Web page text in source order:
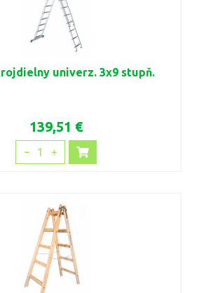
univerz. 3x9 stupň.
139,51 €
1